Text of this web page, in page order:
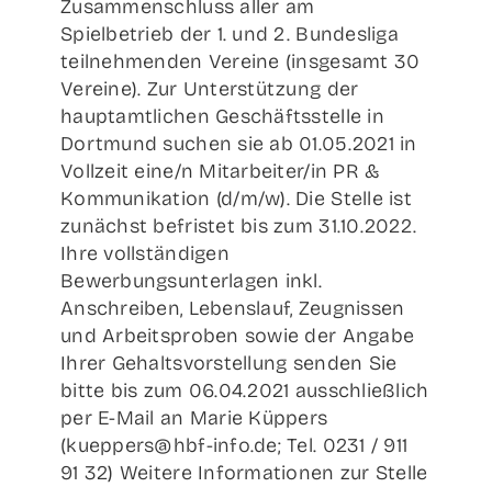
Zusammenschluss aller am
Spielbetrieb der 1. und 2. Bundesliga
teilnehmenden Vereine (insgesamt 30
Vereine). Zur Unterstützung der
hauptamtlichen Geschäftsstelle in
Dortmund suchen sie ab 01.05.2021 in
Vollzeit eine/n Mitarbeiter/in PR &
Kommunikation (d/m/w). Die Stelle ist
zunächst befristet bis zum 31.10.2022.
Ihre vollständigen
Bewerbungsunterlagen inkl.
Anschreiben, Lebenslauf, Zeugnissen
und Arbeitsproben sowie der Angabe
Ihrer Gehaltsvorstellung senden Sie
bitte bis zum 06.04.2021 ausschließlich
per E-Mail an Marie Küppers
(kueppers@hbf-info.de; Tel. 0231 / 911
91 32) Weitere Informationen zur Stelle